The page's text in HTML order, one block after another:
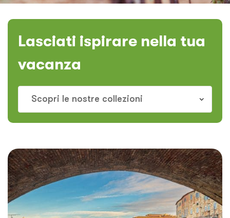
Lasciati ispirare nella tua
vacanza